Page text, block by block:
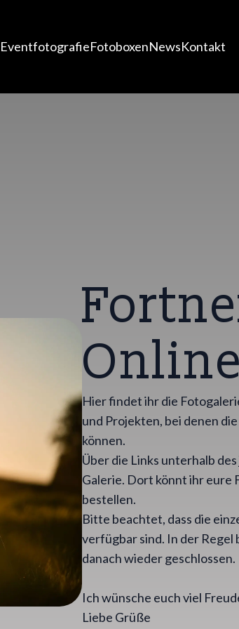
EventfotografieFotoboxenNewsKontakt
Hier findet ihr die
und Projekten, bei denen
können.
Über die Links unterhalb
Galerie. Dort könnt ihr eure
bestellen.
Bitte beachtet, dass die
verfügbar sind. In der
danach wieder geschlossen.
Ich wünsche euch viel
Liebe Grüße